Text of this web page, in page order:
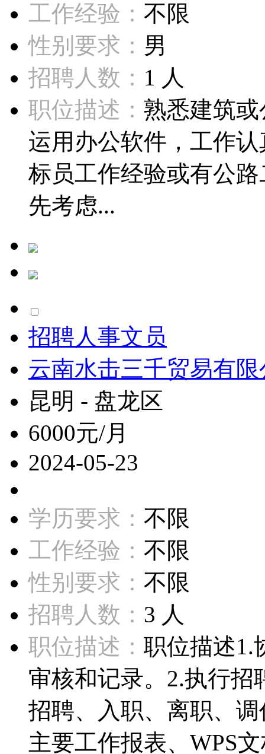
工作经验： 不限
性别要求： 男
招聘人数： 1 人
职位描述： 熟悉建筑
运用办公软件，工作
标员工作经验或有公
先考虑...
招聘人事文员
云南水击三千贸易有限
昆明 - 盘龙区
6000元/月
2024-05-23
学历要求： 不限
工作经验： 不限
性别要求： 不限
招聘人数： 3 人
职位描述： 职位描述1.
审核和记录。2.执行
招聘、入职、离职、
主要工作报表、WPS